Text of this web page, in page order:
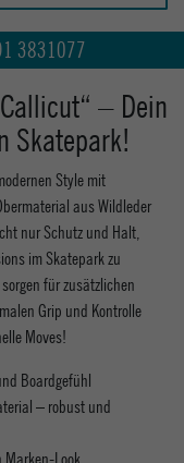
3831077
– Dein
Skatepark!
Style mit
aus Wildleder
nur Schutz und Halt,
im Skatepark zu
für zusätzlichen
Grip und Kontrolle
Moves!
Boardgefühl
– robust und
Look